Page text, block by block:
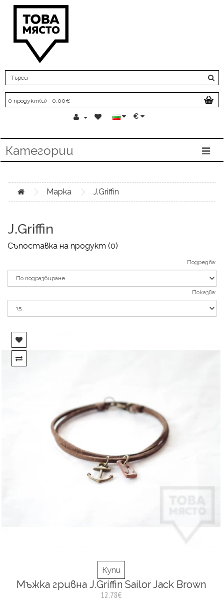
0 продукт(и) - 0.00€
€
Категории
Марка J.Griffin
J.Griffin
Съпоставка на продукт (0)
Подредба:
Показва:
Купи
Мъжка гривна J.Griffin Sailor Jack Brown
12.78€